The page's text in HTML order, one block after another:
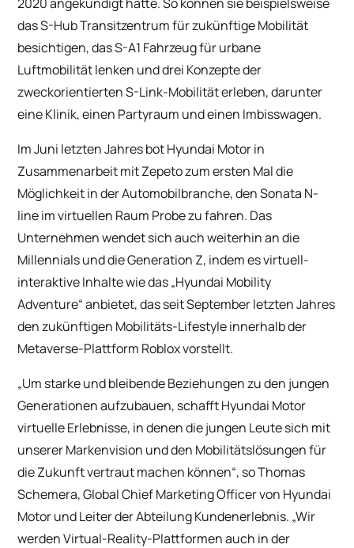
das S-Hub Transitzentrum für zukünftige Mobilität
besichtigen, das S-A1 Fahrzeug für urbane
Luftmobilität lenken und drei Konzepte der
zweckorientierten S-Link-Mobilität erleben, darunter
eine Klinik, einen Partyraum und einen Imbisswagen.
Im Juni letzten Jahres bot Hyundai Motor in
Zusammenarbeit mit Zepeto zum ersten Mal die
Möglichkeit in der Automobilbranche, den Sonata N-
line im virtuellen Raum Probe zu fahren. Das
Unternehmen wendet sich auch weiterhin an die
Millennials und die Generation Z, indem es virtuell-
interaktive Inhalte wie das „Hyundai Mobility
Adventure“ anbietet, das seit September letzten Jahres
den zukünftigen Mobilitäts-Lifestyle innerhalb der
Metaverse-Plattform Roblox vorstellt.
„Um starke und bleibende Beziehungen zu den jungen
Generationen aufzubauen, schafft Hyundai Motor
virtuelle Erlebnisse, in denen die jungen Leute sich mit
unserer Markenvision und den Mobilitätslösungen für
die Zukunft vertraut machen können“, so Thomas
Schemera, Global Chief Marketing Officer von Hyundai
Motor und Leiter der Abteilung Kundenerlebnis. „Wir
werden Virtual-Reality-Plattformen auch in der